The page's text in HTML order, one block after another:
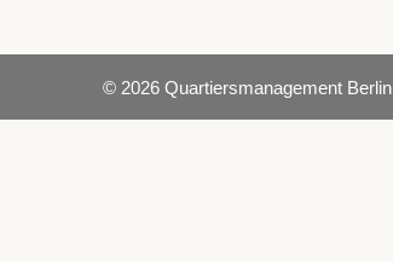
© 2026 Quartiersmanagement Berlin